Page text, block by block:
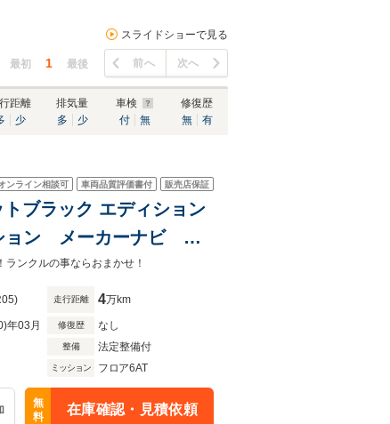
スライドショーで見る
最初 1 最後 前へ 次へ
距離
少
排気量
多
少
車検
付
無
修復歴
無
有
ンライン相談可 車両品質評価書付 販売店保証
ブラック エディション
ョン メーカーナビ 黒
クリスタルシャイ
トドア 三河 名古屋
ンクルの事ならおまかせ！
走行距離 4万km
年03月 修復歴 なし
整備 法定整備付
ミッション フロア6AT
無
料
在庫確認・見積依頼